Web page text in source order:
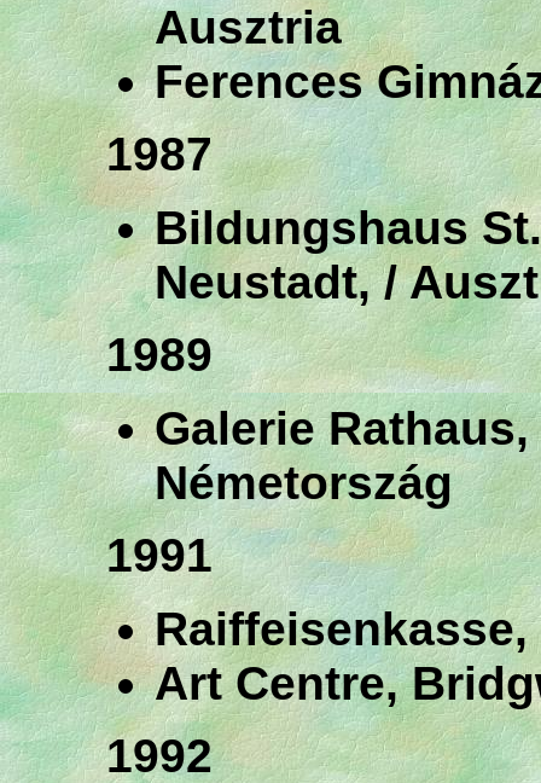
Ausztria
Ferences
1987
Bildungshaus
Neustadt, /
1989
Galerie
Németország
1991
Art Centre,
1992